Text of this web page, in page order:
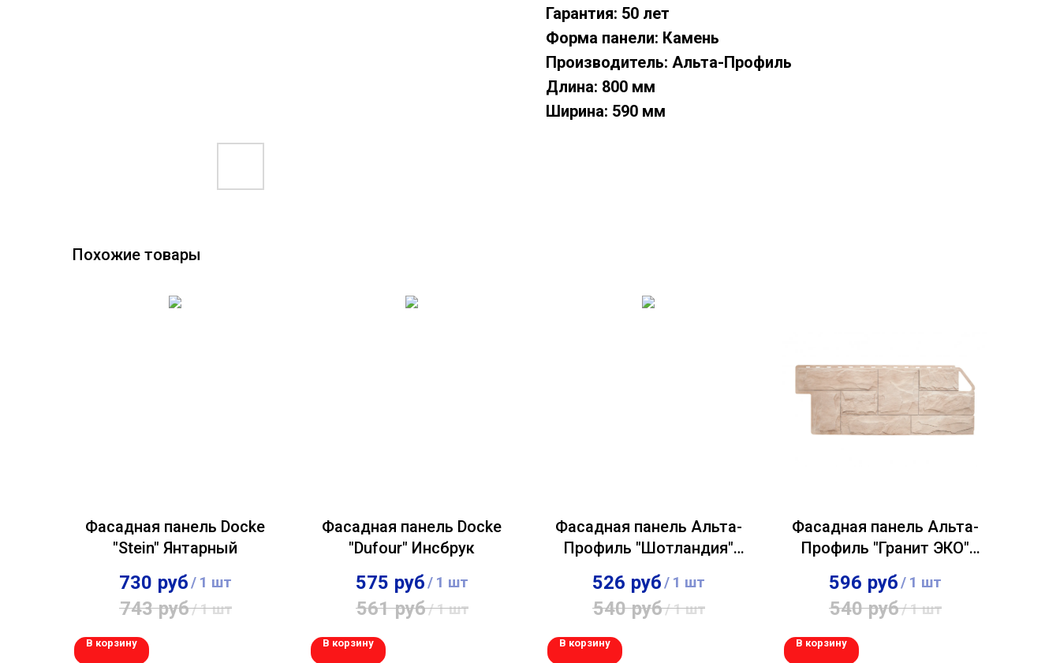
Гарантия: 50 лет
Форма панели: Камень
Производитель: Альта-Профиль
Длина: 800 мм
Ширина: 590 мм
Похожие товары
Фасадная панель Docke
"Stein" Янтарный
730 руб/ 1 шт
743 руб/1 шт
В корзину
Фасадная панель Docke
"Dufour" Инсбрук
575 руб/ 1 шт
561 руб/1 шт
В корзину
Фасадная панель Альта-
Профиль "Шотландия"
Бежевый
526 руб/ 1 шт
540 руб/1 шт
В корзину
Фасадная панель Альта-
Профиль "Гранит ЭКО"
Кремовый
596 руб/ 1 шт
540 руб/1 шт
В корзину